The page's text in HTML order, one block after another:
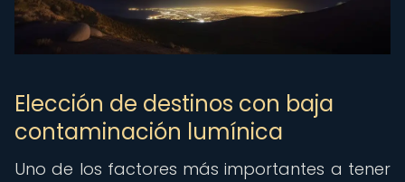
Elección de destinos con baja
contaminación lumínica
Uno de los factores más importantes a tener